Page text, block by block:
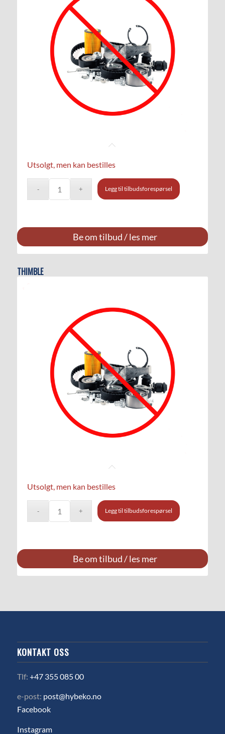
Utsolgt, men kan bestilles
Legg til tilbudsforespørsel
Be om tilbud / les mer
THIMBLE
Utsolgt, men kan bestilles
Legg til tilbudsforespørsel
Be om tilbud / les mer
KONTAKT OSS
Tlf: +47 355 085 00
e-post: post@hybeko.no
Facebook
Instagram